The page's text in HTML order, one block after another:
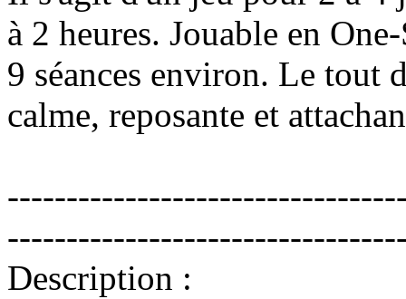
à 2 heures. Jouable en
9 séances environ. Le tout
calme, reposante et
Description :